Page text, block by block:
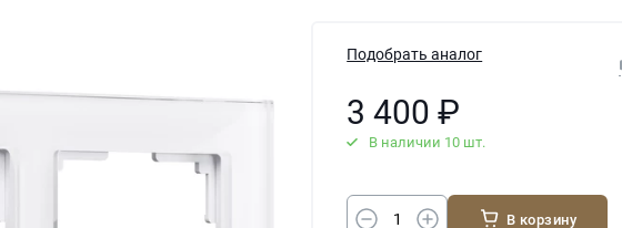
Подобрать аналог
3 400₽
В наличии 10 шт.
В корзину